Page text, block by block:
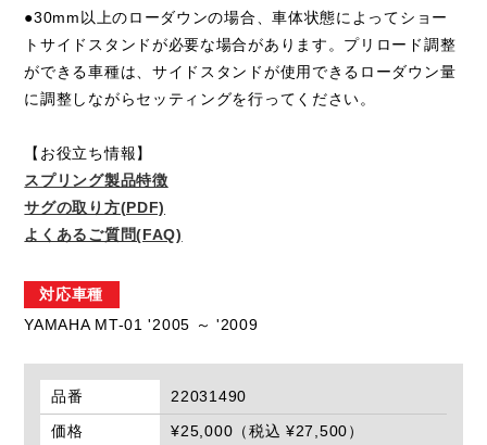
●30mm以上のローダウンの場合、車体状態によってショー
トサイドスタンドが必要な場合があります。プリロード調整
ができる車種は、サイドスタンドが使用できるローダウン量
に調整しながらセッティングを行ってください。
【お役立ち情報】
スプリング製品特徴
サグの取り方(PDF)
よくあるご質問(FAQ)
対応車種
YAMAHA MT-01 '2005 ～ '2009
品番
22031490
価格
¥25,000（税込 ¥27,500）